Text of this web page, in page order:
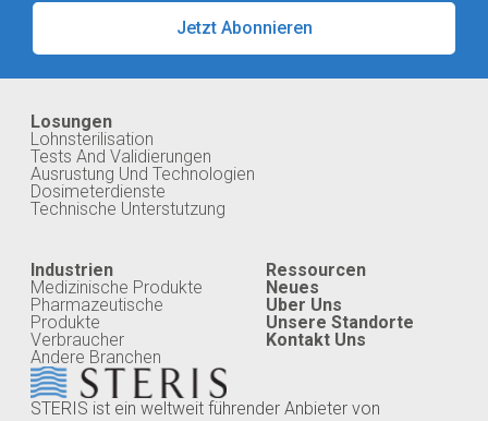
Jetzt Abonnieren
STERIS ist ein weltweit führender Anbieter von
Losungen
Lohnsterilisation
Tests And Validierungen
Ausrustung Und Technologien
Dosimeterdienste
Technische Unterstutzung
Industrien
Medizinische Produkte
Pharmazeutische
Produkte
Verbraucher
Andere Branchen
Ressourcen
Neues
Uber Uns
Unsere Standorte
Kontakt Uns